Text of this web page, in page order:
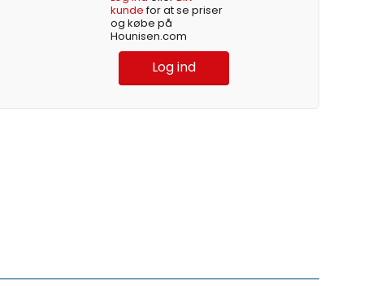
kundefor at se priser
og købe på
Hounisen.com
Log ind